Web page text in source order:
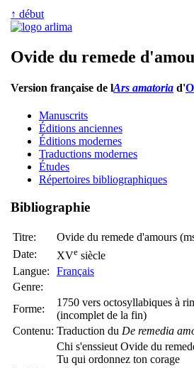
↑ début
Ovide du remede
Version française de lArs amatoria d'
Manuscrits
Éditions anciennes
Éditions modernes
Traductions modernes
Études
Répertoires bibliographiques
Bibliographie
Titre:
Ovide du remede d'amours
Date:
XVe siècle
Langue:
Français
Genre:
Forme:
1750 vers octosyllabiques à
(incomplet de la fin)
Contenu: Traduction du De remedia
Chi s'enssieut Ovide du
Tu qui ordonnez ton corage